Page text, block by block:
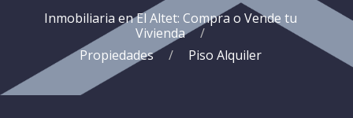
Inmobiliaria en El Altet: Compra o Vende tu
Vivienda
Propiedades
Piso Alquiler